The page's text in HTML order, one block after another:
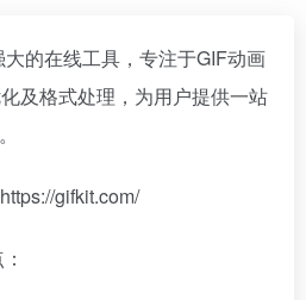
的在线工具，专注于GIF动画
及格式处理，为用户提供一站
gifkit.com/